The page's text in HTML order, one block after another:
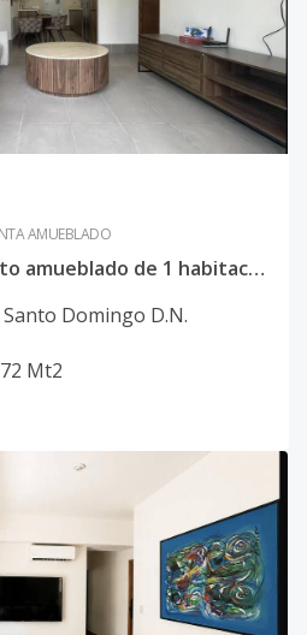
AMUEBLADO
En venta apartamento amueblado de 1 habitación en Paraíso
Santo Domingo D.N.
72 Mt2